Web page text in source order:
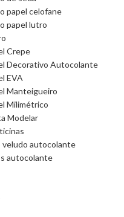
papel celofane
papel lutro
Crepe
Decorativo Autocolante
EVA
Manteigueiro
Milimétrico
Modelar
veludo autocolante
autocolante